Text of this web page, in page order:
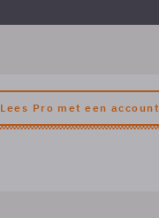
Lees Pro met een account